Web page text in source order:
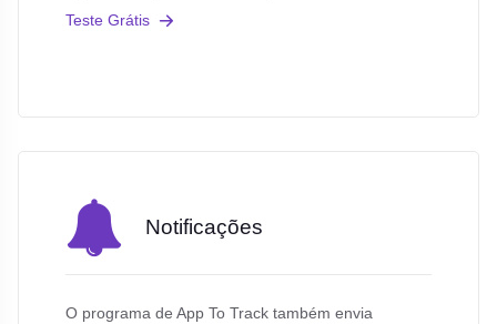
Teste Grátis
Notificações
O programa de App To Track também envia